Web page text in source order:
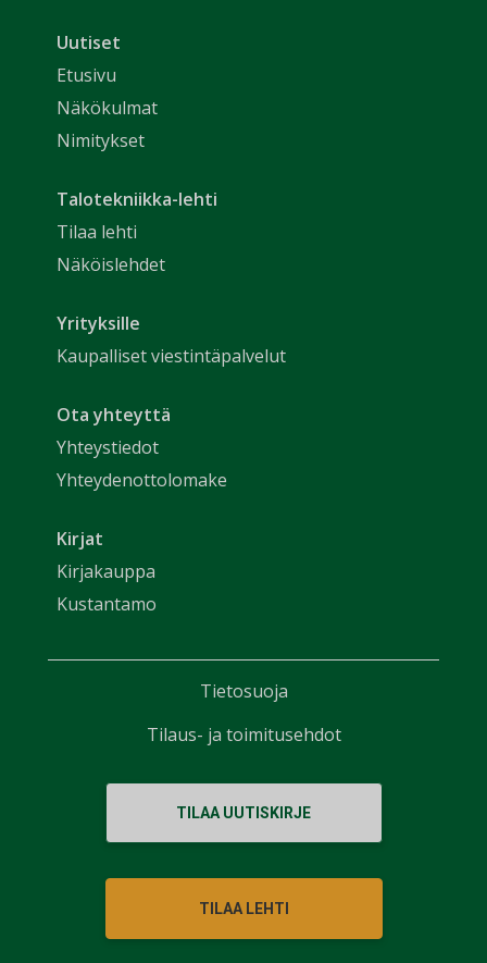
Uutiset
Etusivu
Näkökulmat
Nimitykset
Talotekniikka-lehti
Tilaa lehti
Näköislehdet
Yrityksille
Kaupalliset viestintäpalvelut
Ota yhteyttä
Yhteystiedot
Yhteydenottolomake
Kirjat
Kirjakauppa
Kustantamo
TILAA UUTISKIRJE
TILAA LEHTI
Tietosuoja
Tilaus- ja toimitusehdot